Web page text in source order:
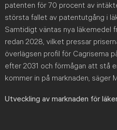
patenten för 70 procent av
största fallet av patentutgång i
Samtidigt väntas nya läkemedel
redan 2028, vilket pressar
överlägsen profil för Cagrisema
efter 2031 och förmågan att stå
kommer in på marknaden, säger
Utveckling av marknaden för